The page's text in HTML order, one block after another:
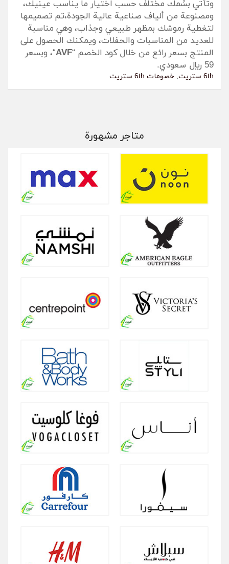
وتأتي بسُمك مختلف حسب اختيار ما يناسب عينيك،
ومصنوعة من ألياف صناعية عالية الجودة،تم تصميمها
لتغطية رموشك بمظهر طبيعي وجذاب، وهي مناسبة
للعديد من المناسبات والحفلات، ويمكنك الحصول على
المنتج بسعر رائع من خلال كود الخصم “AVF“، وبسعر
59 ريال سعودي.
6th ستريت , خصومات 6th ستريت
متاجر مشهورة